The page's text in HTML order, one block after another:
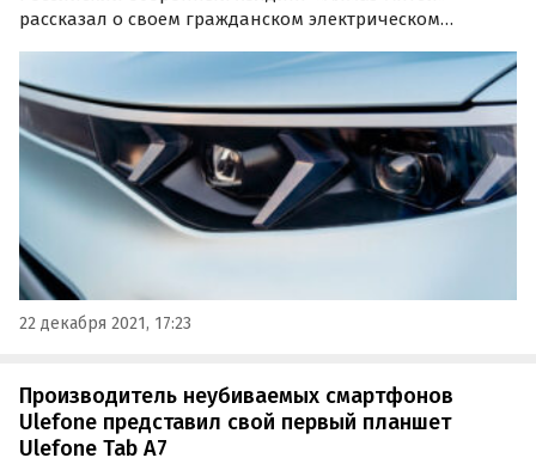
рассказал о своем гражданском электрическом
22 декабря 2021, 17:23
Производитель неубиваемых смартфонов
Ulefone представил свой первый планшет
Ulefone Tab A7